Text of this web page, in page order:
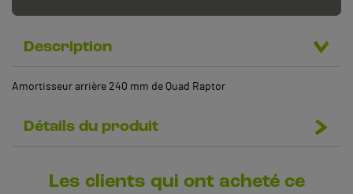
Description
Amortisseur arrière 240 mm de Quad Raptor
Détails du produit
Les clients qui ont acheté ce